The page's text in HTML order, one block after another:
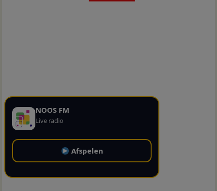
NOOS FM
Live radio
Afspelen